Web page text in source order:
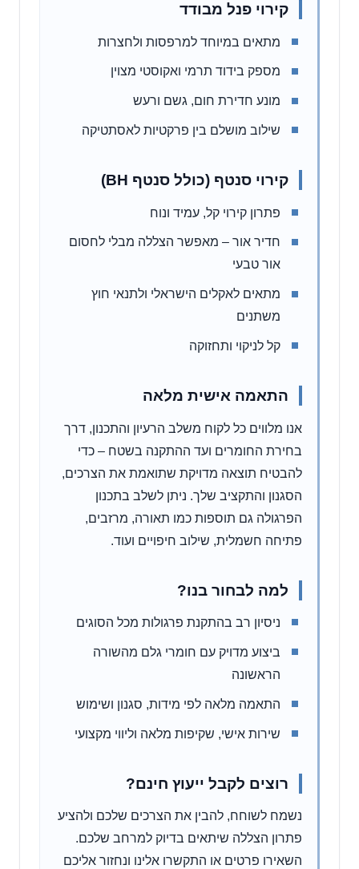
קירוי פנל מבודד
מתאים במיוחד למרפסות ולחצרות
מספק בידוד תרמי ואקוסטי מצוין
מונע חדירת חום, גשם ורעש
שילוב מושלם בין פרקטיות לאסתטיקה
קירוי סנטף (כולל סנטף BH)
פתרון קירוי קל, עמיד ונוח
חדיר אור – מאפשר הצללה מבלי לחסום
אור טבעי
מתאים לאקלים הישראלי ולתנאי חוץ
משתנים
קל לניקוי ותחזוקה
התאמה אישית מלאה
אנו מלווים כל לקוח משלב הרעיון והתכנון, דרך
בחירת החומרים ועד ההתקנה בשטח – כדי
להבטיח תוצאה מדויקת שתואמת את הצרכים,
הסגנון והתקציב שלך. ניתן לשלב בתכנון
הפרגולה גם תוספות כמו תאורה, מרזבים,
פתיחה חשמלית, שילוב חיפויים ועוד.
למה לבחור בנו?
ניסיון רב בהתקנת פרגולות מכל הסוגים
ביצוע מדויק עם חומרי גלם מהשורה
הראשונה
התאמה מלאה לפי מידות, סגנון ושימוש
שירות אישי, שקיפות מלאה וליווי מקצועי
רוצים לקבל ייעוץ חינם?
נשמח לשוחח, להבין את הצרכים שלכם ולהציע
פתרון הצללה שיתאים בדיוק למרחב שלכם.
השאירו פרטים או התקשרו אלינו ונחזור אליכם